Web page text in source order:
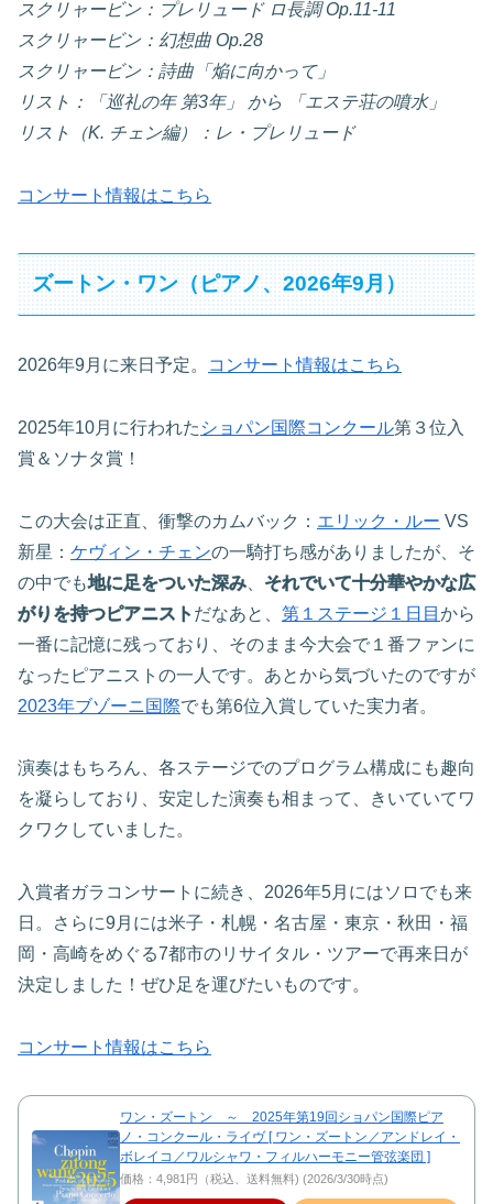
スクリャービン：プレリュード ロ長調 Op.11-11
スクリャービン：幻想曲 Op.28
スクリャービン：詩曲「焔に向かって」
リスト：「巡礼の年 第3年」 から 「エステ荘の噴水」
リスト（K. チェン編）：レ・プレリュード
コンサート情報はこちら
ズートン・ワン（ピアノ、2026年9月）
2026年9月に来日予定。 コンサート情報はこちら
2025年10月に行われた ショパン国際コンクール第３位入
賞＆ソナタ賞！
この大会は正直、衝撃のカムバック： エリック・ルー VS
新星： ケヴィン・チェンの一騎打ち感がありましたが、そ
の中でも地に足をついた深み、 それでいて十分華やかな広
がりを持つピアニストだなあと、 第１ステージ１日目 から
一番に記憶に残っており、そのまま今大会で１番ファンに
なったピアニストの一人です。あとから気づいたのですが
2023年ブゾーニ国際でも第6位入賞していた実力者。
演奏はもちろん、各ステージでのプログラム構成にも趣向
を凝らしており、安定した演奏も相まって、きいていてワ
クワクしていました。
入賞者ガラコンサートに続き、2026年5月にはソロでも来
日。さらに9月には米子・札幌・名古屋・東京・秋田・福
岡・高崎をめぐる7都市のリサイタル・ツアーで再来日が
決定しました！ぜひ足を運びたいものです。
コンサート情報はこちら
ワン・ズートン ～ 2025年第19回ショパン国際ピア
ノ・コンクール・ライヴ [ ワン・ズートン／アンドレイ・
ボレイコ／ワルシャワ・フィルハーモニー管弦楽団 ]
価格：4,981円（税込、送料無料) (2026/3/30時点)